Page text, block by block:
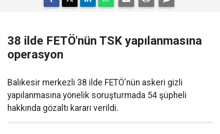
38 ilde FETÖ'nün TSK yapılanmasına
operasyon
Balıkesir merkezli 38 ilde FETÖ'nün askeri gizli
yapılanmasına yönelik soruşturmada 54 şüpheli
hakkında gözaltı kararı verildi.